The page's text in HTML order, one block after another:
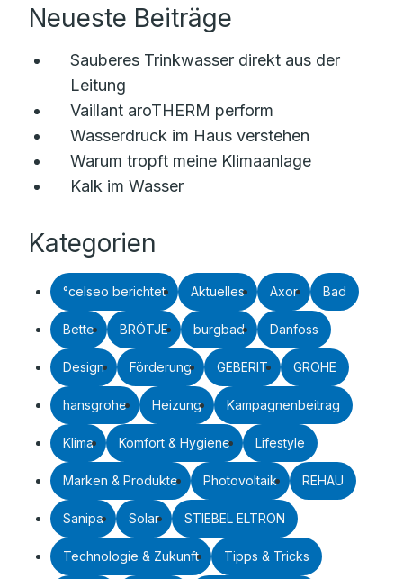
Neueste Beiträge
Sauberes Trinkwasser direkt aus der
Leitung
Vaillant aroTHERM perform
Wasserdruck im Haus verstehen
Warum tropft meine Klimaanlage
Kalk im Wasser
Kategorien
°celseo berichtet Aktuelles Axor Bad
Bette BRÖTJE burgbad Danfoss
Design Förderung GEBERIT GROHE
hansgrohe Heizung Kampagnenbeitrag
Klima Komfort & Hygiene Lifestyle
Marken & Produkte Photovoltaik REHAU
Sanipa Solar STIEBEL ELTRON
Technologie & Zukunft Tipps & Tricks